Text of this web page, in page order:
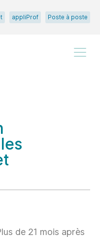
appliProf Poste à poste
de 21 mois après